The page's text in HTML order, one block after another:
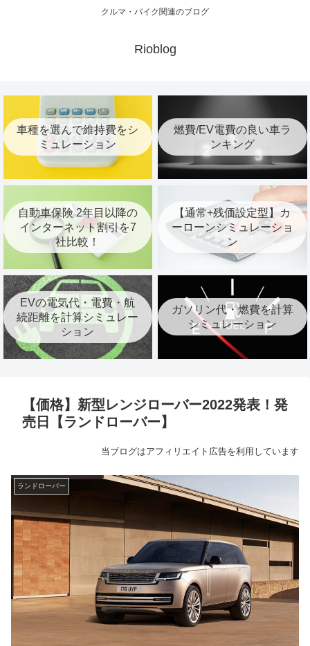
クルマ・バイク関連のブログ
Rioblog
車種を選んで維持費をシ
ミュレーション
燃費/EV電費の良い車ラ
ンキング
自動車保険 2年目以降の
インターネット割引を7
社比較！
【通常+残価設定型】カ
ーローンシミュレーショ
ン
EVの電気代・電費・航
続距離を計算シミュレー
ション
ガソリン代・燃費を計算
シミュレーション
【価格】新型レンジローバー2022発表！発
売日【ランドローバー】
当ブログはアフィリエイト広告を利用しています
ランドローバー